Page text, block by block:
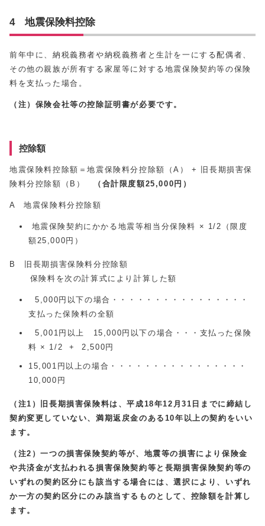
4 地震保険料控除
前年中に、納税義務者や納税義務者と生計を一にする配偶者、
その他の親族が所有する家屋等に対する地震保険契約等の保険
料を支払った場合。
（注）保険会社等の控除証明書が必要です。
控除額
地震保険料控除額＝地震保険料分控除額（A） + 旧長期損害保
険料分控除額（B）
（合計限度額25,000円）
A 地震保険料分控除額
地震保険契約にかかる地震等相当分保険料 × 1/2（限度
額25,000円）
B 旧長期損害保険料分控除額
保険料を次の計算式により計算した額
5,000円以下の場合・・・・・・・・・・・・・・・・
支払った保険料の全額
5,001円以上 15,000円以下の場合・・・支払った保険
料 × 1/2 + 2,500円
15,001円以上の場合・・・・・・・・・・・・・・・・
10,000円
（注1）旧長期損害保険料は、平成18年12月31日までに締結し
契約変更していない、満期返戻金のある10年以上の契約をいい
ます。
（注2）一つの損害保険契約等が、地震等の損害により保険金
や共済金が支払われる損害保険契約等と長期損害保険契約等の
いずれの契約区分にも該当する場合には、選択により、いずれ
か一方の契約区分にのみ該当するものとして、控除額を計算し
ます。